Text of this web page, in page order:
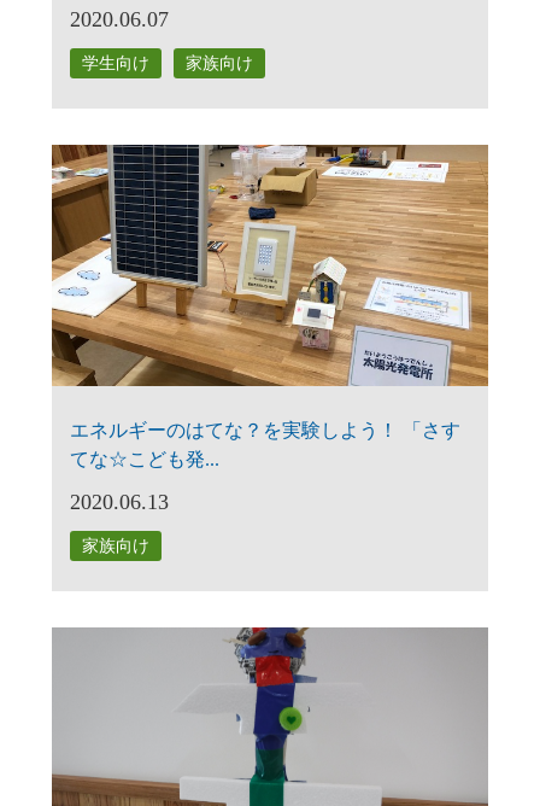
2020.06.07
学生向け 家族向け
エネルギーのはてな？を実験しよう！ 「さす
てな☆こども発...
2020.06.13
家族向け